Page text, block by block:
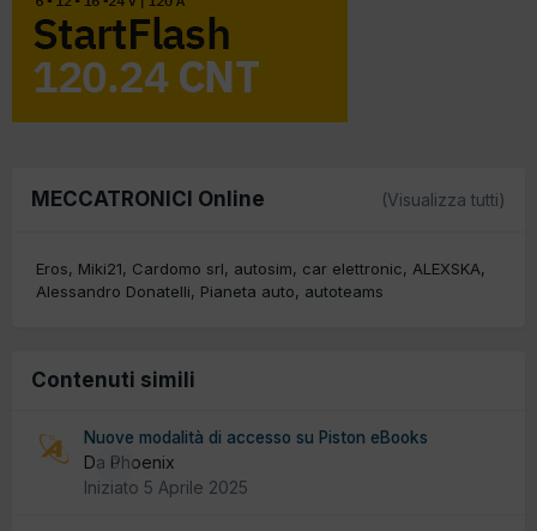
MECCATRONICI Online (Visualizza tutti)
Eros Miki21 Cardomo srl autosim car elettronic
ALEXSKA
Alessandro Donatelli
Pianeta auto autoteams
Contenuti simili
0
Nuove modalità di accesso su Piston eBooks
Da Phoenix
Iniziato 5 Aprile 2025